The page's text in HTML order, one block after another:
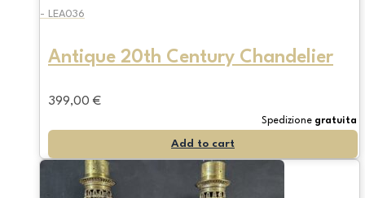
- LEA036
Antique 20th Century Chandelier
399,00 €
Spedizione gratuita
Add to cart